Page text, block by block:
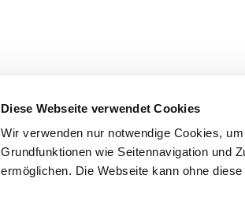
Diese Webseite verwendet Cookies
Wir verwenden nur notwendige Cookies,
Grundfunktionen wie Seitennavigation und
ermöglichen. Die Webseite kann ohne